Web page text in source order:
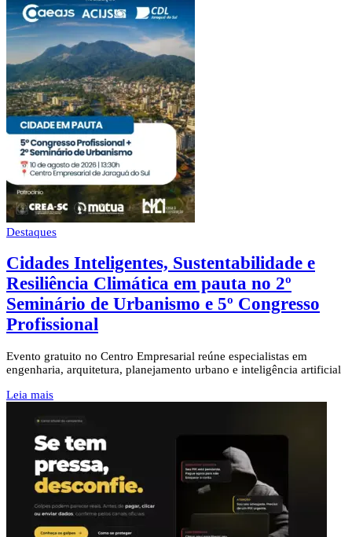
Destaques
Cidades Inteligentes, Sustentabilidade e
Resiliência Climática em pauta no 2º
Seminário de Urbanismo e 5º Congresso
Profissional
Evento gratuito no Centro Empresarial reúne especialistas em
engenharia, arquitetura, planejamento urbano e inteligência artificial
Leia mais